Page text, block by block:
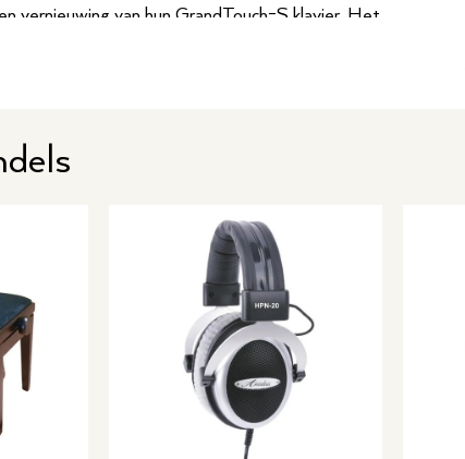
vernieuwing van hun GrandTouch-S klavier. Het
opnieuw in te drukken, maar ook na langer
sensor lezen dat de toets opnieuw druk ervaart.
de Clavinova CLP-845
zijn voorganger een elegante stijl. Het meubel
piano uitstralen, zonder dezelfde grootte te
dekken door de klep naar beneden te doen, zo
Boven op de piano is er een lessenaar voor
in de CLP-845
ritmes te spelen, of gebruik te maken van